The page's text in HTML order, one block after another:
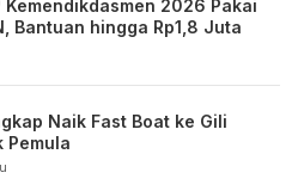
Kemendikdasmen 2026 Pakai
Bantuan hingga Rp1,8 Juta
Naik Fast Boat ke Gili
Pemula